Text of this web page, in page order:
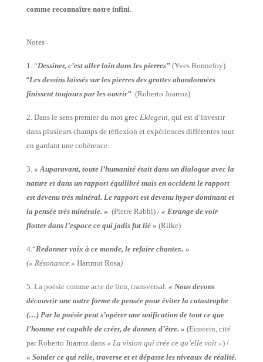
comme reconnaître notre infini.
Notes
1.“Dessiner, c’est aller loin dans les pierres” (Yves Bonnefoy)
“Les dessins laissés sur les pierres des grottes abandonnées
finissent toujours par les ouvrir” (Roberto Juarroz)
2. Dans le sens premier du mot grec Eklegein, qui est d’investir
dans plusieurs champs de réflexion et expériences différentes tout
en gardant une cohérence.
3. « Auparavant, toute l’humanité était dans un dialogue avec la
nature et dans un rapport équilibré mais en occident le rapport
est devenu très minéral. Le rapport est devenu hyper dominant et
la pensée très minérale. ». (Pierre Rabhi) / « Etrange de voir
flotter dans l’espace ce qui jadis fut lié » (Rilke)
4.“Redonner voix à ce monde, le refaire chanter.. »
(« Résonance » Hartmut Rosa)
5. La poésie comme acte de lien, transversal. « Nous devons
découvrir une autre forme de pensée pour éviter la catastrophe
(…) Par la poésie peut s’opérer une unification de tout ce que
l’homme est capable de créer, de donner, d’être. » (Einstein, cité
par Roberto Juarroz dans « La vision qui crée ce qu’elle voit ») /
« Sonder ce qui relie, traverse et et dépasse les niveaux de réalité.